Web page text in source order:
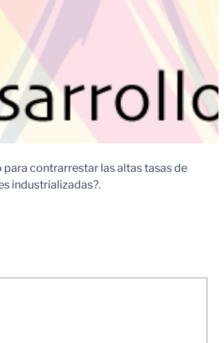
para contrarrestar las altas tasas de
industrializadas?.